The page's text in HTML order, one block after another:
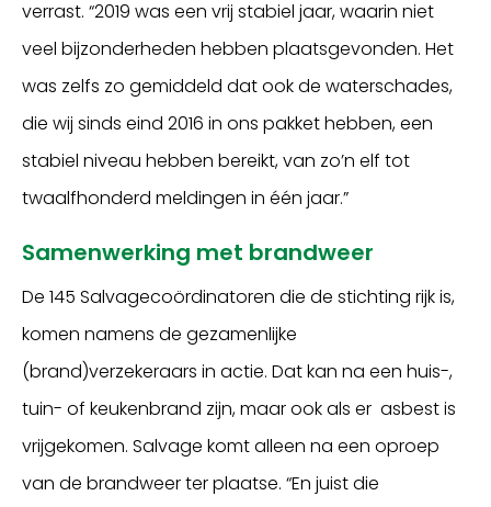
verrast. “2019 was een vrij stabiel jaar, waarin niet
veel bijzonderheden hebben plaatsgevonden. Het
was zelfs zo gemiddeld dat ook de waterschades,
die wij sinds eind 2016 in ons pakket hebben, een
stabiel niveau hebben bereikt, van zo’n elf tot
twaalfhonderd meldingen in één jaar.”
Samenwerking met brandweer
De 145 Salvagecoördinatoren die de stichting rijk is,
komen namens de gezamenlijke
(brand)verzekeraars in actie. Dat kan na een huis-,
tuin- of keukenbrand zijn, maar ook als er asbest is
vrijgekomen. Salvage komt alleen na een oproep
van de brandweer ter plaatse. “En juist die